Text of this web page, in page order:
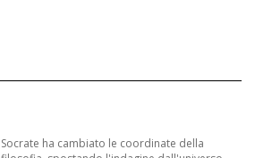
Socrate ha cambiato le coordinate della